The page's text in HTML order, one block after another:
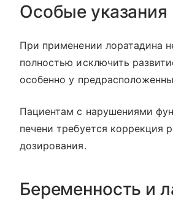
Особые указания
При применении лоратадина
полностью исключить
особенно у
Пациентам с нарушениями
печени требуется коррекция
дозирования.
Беременность и